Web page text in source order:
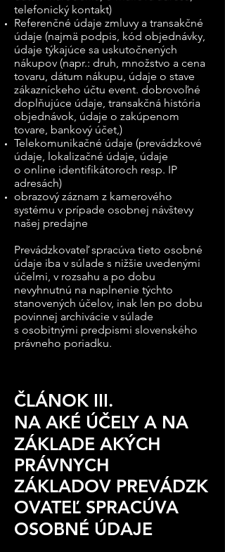
telefonický kontakt)
Referenčné údaje zmluvy a transakčné
údaje (najmä podpis, kód objednávky,
údaje týkajúce sa uskutočnených
nákupov (napr.: druh, množstvo a cena
tovaru, dátum nákupu, údaje o stave
zákazníckeho účtu event. dobrovoľné
doplňujúce údaje, transakčná história
objednávok, údaje o zakúpenom
tovare, bankový účet,)
Telekomunikačné údaje (prevádzkové
údaje, lokalizačné údaje, údaje
o online identifikátoroch resp. IP
adresách)
obrazový záznam z kamerového
systému v prípade osobnej návštevy
našej predajne
Prevádzkovateľ spracúva tieto osobné
údaje iba v súlade s nižšie uvedenými
účelmi, v rozsahu a po dobu
nevyhnutnú na naplnenie týchto
stanovených účelov, inak len po dobu
povinnej archivácie v súlade
s osobitnými predpismi slovenského
právneho poriadku.
ČLÁNOK III.
NA AKÉ ÚČELY A NA
ZÁKLADE AKÝCH
PRÁVNYCH
ZÁKLADOV PREVÁDZK
OVATEĽ SPRACÚVA
OSOBNÉ ÚDAJE